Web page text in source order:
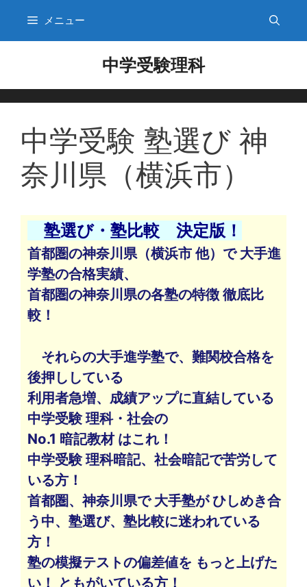
ン
メニュー
中学受験理科
中学受験 塾選び 神
奈川県（横浜市）
塾選び・塾比較 決定版！
首都圏の神奈川県（横浜市 他）で 大手進
学塾の合格実績、
首都圏の神奈川県の各塾の特徴 徹底比
較！
それらの大手進学塾で、難関校合格を
後押ししている
利用者急増、成績アップに直結している
中学受験 理科・社会の
No.1 暗記教材 はこれ！
中学受験 理科暗記、社会暗記で苦労して
いる方！
首都圏、神奈川県で 大手塾が ひしめき合
う中、塾選び、塾比較に迷われている
方！
塾の模擬テストの偏差値を もっと上げた
い！ ともがいている方！